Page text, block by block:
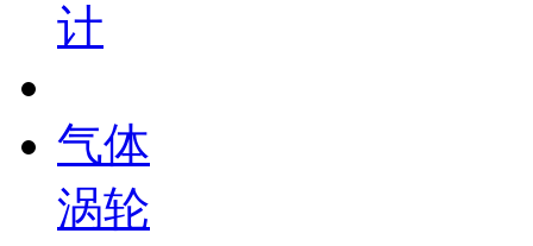
计
气体
涡轮